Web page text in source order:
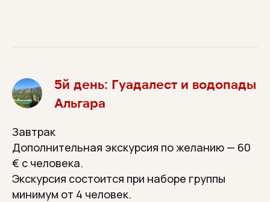
5й день: Гуадалест и водопады
Альгара
Завтрак
Дополнительная экскурсия по желанию — 60
€ с человека.
Экскурсия состоится при наборе группы
минимум от 4 человек.